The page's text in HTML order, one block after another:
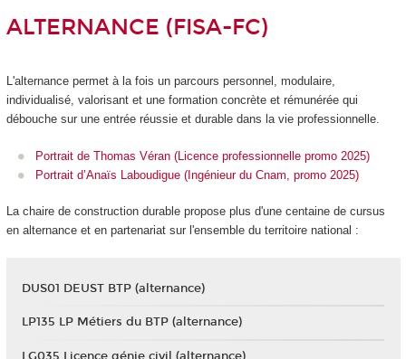
ALTERNANCE (FISA-FC)
L'alternancepermet à la fois un parcours personnel, modulaire,
individualisé, valorisant et une formation concrète et rémunérée qui
débouche sur une entrée réussie et durable dans la vie professionnelle.
Portrait de Thomas Véran (Licence professionnelle promo 2025)
Portrait d’Anaïs Laboudigue (Ingénieur du Cnam, promo 2025)
La chaire de construction durable propose plus d'une centaine de cursus
en alternanceet en partenariat sur l'ensemble du territoire national :
DUS01 DEUST BTP (alternance)
LP135 LP Métiers du BTP (alternance)
LG035 Licence génie civil (alternance)